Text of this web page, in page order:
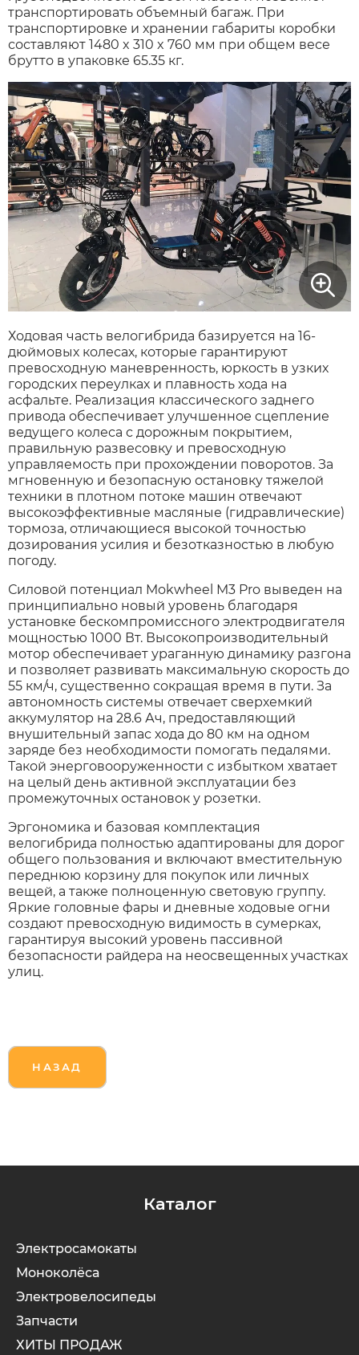
Xiaomi
xDevice
Zaxboard
Сянчу
транспортировать объемный багаж. При
транспортировке и хранении габариты коробки
составляют 1480 x 310 x 760 мм при общем весе
брутто в упаковке 65.35 кг.
Ходовая часть велогибрида базируется на 16-
дюймовых колесах, которые гарантируют
превосходную маневренность, юркость в узких
городских переулках и плавность хода на
асфальте. Реализация классического заднего
привода обеспечивает улучшенное сцепление
ведущего колеса с дорожным покрытием,
правильную развесовку и превосходную
управляемость при прохождении поворотов. За
мгновенную и безопасную остановку тяжелой
техники в плотном потоке машин отвечают
высокоэффективные масляные (гидравлические)
тормоза, отличающиеся высокой точностью
дозирования усилия и безотказностью в любую
погоду.
Силовой потенциал Mokwheel M3 Pro выведен на
принципиально новый уровень благодаря
установке бескомпромиссного электродвигателя
мощностью 1000 Вт. Высокопроизводительный
мотор обеспечивает ураганную динамику разгона
и позволяет развивать максимальную скорость до
55 км/ч, существенно сокращая время в пути. За
автономность системы отвечает сверхемкий
аккумулятор на 28.6 Ач, предоставляющий
внушительный запас хода до 80 км на одном
заряде без необходимости помогать педалями.
Такой энерговооруженности с избытком хватает
на целый день активной эксплуатации без
промежуточных остановок у розетки.
Эргономика и базовая комплектация
велогибрида полностью адаптированы для дорог
общего пользования и включают вместительную
переднюю корзину для покупок или личных
вещей, а также полноценную световую группу.
Яркие головные фары и дневные ходовые огни
создают превосходную видимость в сумерках,
гарантируя высокий уровень пассивной
безопасности райдера на неосвещенных участках
улиц.
НАЗАД
Каталог
Электросамокаты
Моноколёса
Электровелосипеды
Запчасти
ХИТЫ ПРОДАЖ